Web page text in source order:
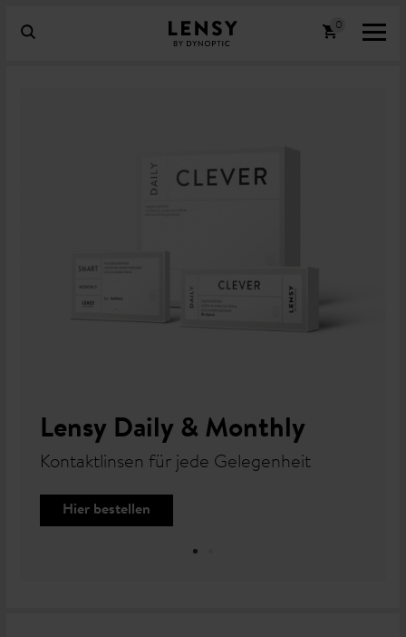
Lensy Daily & Monthly
Kontaktlinsen für jede Gelegenheit
Hier bestellen